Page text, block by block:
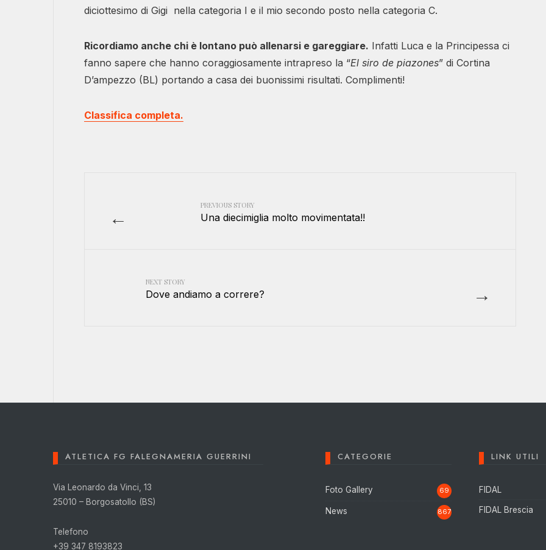
diciottesimo di Gigi nella categoria I e il mio secondo posto nella categoria C.
Ricordiamo anche chi è lontano può allenarsi e gareggiare. Infatti Luca e la Principessa ci
fanno sapere che hanno coraggiosamente intrapreso la “El siro de piazones” di Cortina
D’ampezzo (BL) portando a casa dei buonissimi risultati. Complimenti!
Classifica completa.
←
PREVIOUS STORY
Una diecimiglia molto movimentata!!
→
NEXT STORY
Dove andiamo a correre?
ATLETICA FG FALEGNAMERIA GUERRINI
Via Leonardo da Vinci, 13
25010 – Borgosatollo (BS)
Telefono
+39 347 8193823
CATEGORIE
Foto Gallery 69
News 867
LINK UTILI
FIDAL
FIDAL Brescia